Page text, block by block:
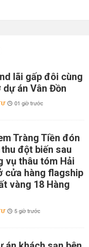
lãi gấp đôi cùng
dự án Vân Đồn
01 giờ trước
Tràng Tiền đón
đột biến sau
vụ thâu tóm Hải
cửa hàng flagship
vàng 18 Hàng
5 giờ trước